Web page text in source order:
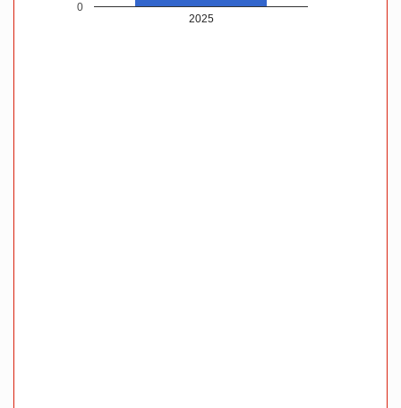
2025
0